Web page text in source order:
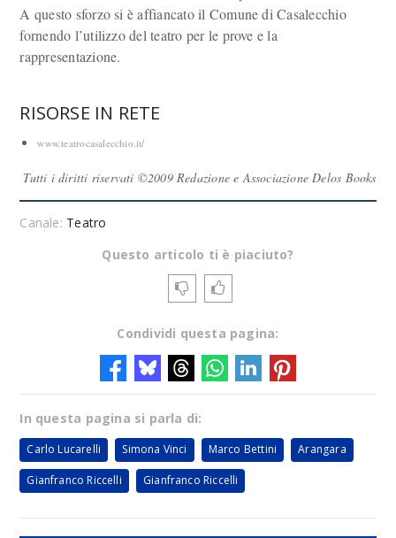
A questo sforzo si è affiancato il Comune di Casalecchio
fornendo l’utilizzo del teatro per le prove e la
rappresentazione.
RISORSE IN RETE
www.teatrocasalecchio.it/
Tutti i diritti riservati ©2009 Redazione e Associazione Delos Books
Canale: Teatro
Questo articolo ti è piaciuto?
Condividi questa pagina:
In questa pagina si parla di:
Carlo Lucarelli Simona Vinci Marco Bettini Arangara
Gianfranco Riccelli Gianfranco Riccelli